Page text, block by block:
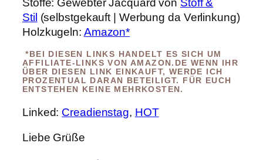
Stoffe: Gewebter Jacquard von Stoff &
Stil (selbstgekauft | Werbung da Verlinkung)
Holzkugeln: Amazon*
*BEI DIESEN LINKS HANDELT ES SICH UM
AFFILIATE-LINKS VON AMAZON.DE WENN IHR
ÜBER DIESEN LINK EINKAUFT, WERDE ICH
PROZENTUAL DARAN BETEILIGT. FÜR EUCH
ENTSTEHEN KEINE MEHRKOSTEN.
Linked: Creadienstag, HOT
Liebe Grüße